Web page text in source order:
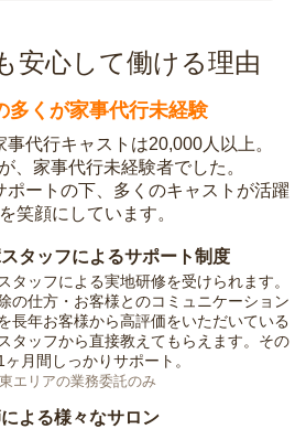
安心して働ける理由
多くが家事代行未経験
代行キャストは20,000人以上。
、家事代行未経験者でした。
ポートの下、多くのキャストが活躍
笑顔にしています。
タッフによるサポート制度
タッフによる実地研修を受けられます。
の仕方・お客様とのコミュニケーション
長年お客様から高評価をいただいている
タッフから直接教えてもらえます。その
ヶ月間しっかりサポート。
エリアの業務委託のみ
よる様々なサロン